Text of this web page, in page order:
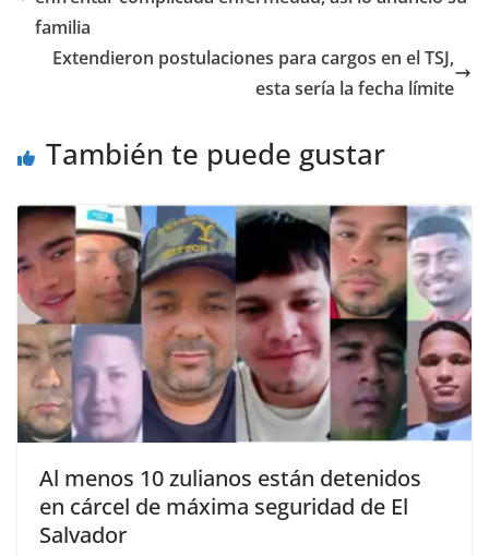
familia
Extendieron postulaciones para cargos en el TSJ,
esta sería la fecha límite
También te puede gustar
Al menos 10 zulianos están detenidos
en cárcel de máxima seguridad de El
Salvador